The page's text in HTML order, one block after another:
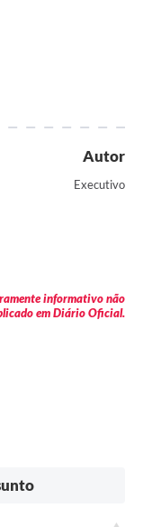
Autor
Executivo
informativo não
em Diário Oficial.